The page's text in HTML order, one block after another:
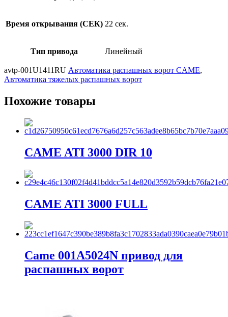
Время открывания (СЕК) 22 сек.
Тип привода Линейный
avtp-001U1411RU Автоматика распашных ворот CAME,
Автоматика тяжелых распашных ворот
Похожие товары
CAME ATI 3000 DIR 10
CAME ATI 3000 FULL
Came 001A5024N привод для
распашных ворот